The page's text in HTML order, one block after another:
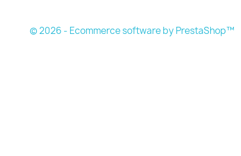
© 2026 - Ecommerce software by PrestaShop™